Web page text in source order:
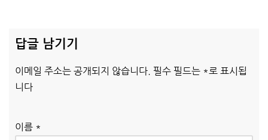
답글 남기기
이메일 주소는 공개되지 않습니다. 필수 필드는 * 로 표시됩
니다
이름 *